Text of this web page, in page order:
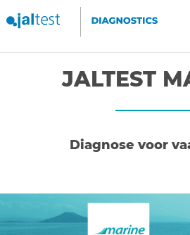
JALTEST
Diagnose voor